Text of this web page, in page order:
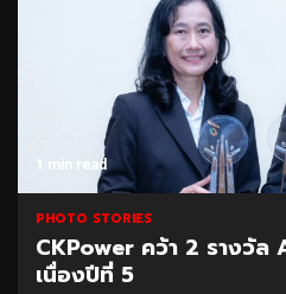
1 min read
PHOTO STORIES
CKPower คว้า 2 รางวัล
เนื่องปีที่ 5